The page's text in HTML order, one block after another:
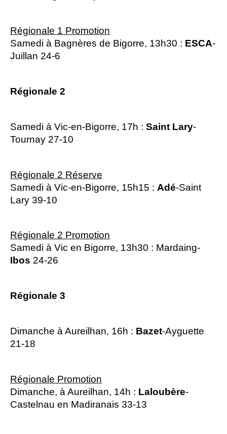
Régionale 1 Promotion
Samedi à Bagnères de Bigorre, 13h30 : ESCA-
Juillan 24-6
Régionale 2
Samedi à Vic-en-Bigorre, 17h : Saint Lary-
Tournay 27-10
Régionale 2 Réserve
Samedi à Vic-en-Bigorre, 15h15 : Adé-Saint
Lary 39-10
Régionale 2 Promotion
Samedi à Vic en Bigorre, 13h30 : Mardaing-
Ibos 24-26
Régionale 3
Dimanche à Aureilhan, 16h : Bazet-Ayguette
21-18
Régionale Promotion
Dimanche, à Aureilhan, 14h : Laloubère-
Castelnau en Madiranais 33-13